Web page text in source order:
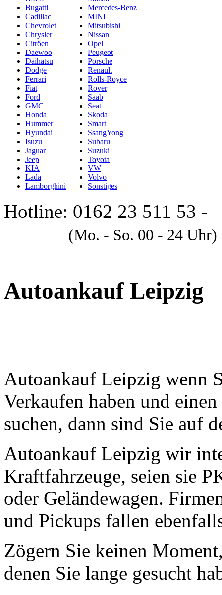
Bugatti
Cadillac
Chevrolet
Chrysler
Citröen
Daewoo
Daihatsu
Dodge
Ferrari
Fiat
Ford
GMC
Honda
Hummer
Hyundai
Isuzu
Jaguar
Jeep
KIA
Lada
Lamborghini
Mercedes-Benz
MINI
Mitsubishi
Nissan
Opel
Peugeot
Porsche
Renault
Rolls-Royce
Rover
Saab
Seat
Skoda
Smart
SsangYong
Subaru
Suzuki
Toyota
VW
Volvo
Sonstiges
Hotline: 0162 23 511 53 -
(Mo. - So. 00 - 24 Uhr)
Autoankauf Leipzig
Autoankauf Leipzig wenn
Verkaufen haben und
suchen, dann sind Sie auf
Autoankauf Leipzig wir
Kraftfahrzeuge, seien sie
oder Geländewagen.
und Pickups fallen
Zögern Sie keinen
denen Sie lange gesucht